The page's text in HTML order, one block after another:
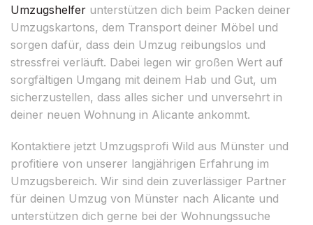
Umzugshelfer unterstützen dich beim Packen deiner
Umzugskartons, dem Transport deiner Möbel und
sorgen dafür, dass dein Umzug reibungslos und
stressfrei verläuft. Dabei legen wir großen Wert auf
sorgfältigen Umgang mit deinem Hab und Gut, um
sicherzustellen, dass alles sicher und unversehrt in
deiner neuen Wohnung in Alicante ankommt.
Kontaktiere jetzt Umzugsprofi Wild aus Münster und
profitiere von unserer langjährigen Erfahrung im
Umzugsbereich. Wir sind dein zuverlässiger Partner
für deinen Umzug von Münster nach Alicante und
unterstützen dich gerne bei der Wohnungssuche